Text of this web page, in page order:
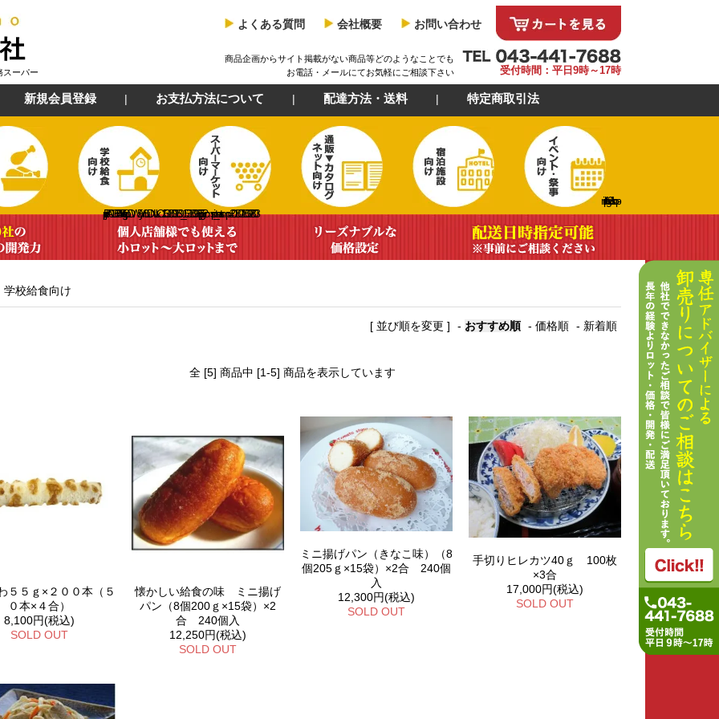
スーパー
よくある質問 会社概要 お問い合わせ
商品企画からサイト掲載がない商品等どのようなことでも
お電話・メールにてお気軽にご相談下さい
受付時間：平日9時～17時
新規会員登録 お支払方法について 配達方法・送料 特定商取引法
https://img21.shop-
pro.jp/PA01365/475/etc/g3pDW5yY8uDNLxO1531809189_1531809665.jpg?cmsp_timestamp=20180718092803
学校給食向け
[ 並び順を変更 ] - おすすめ順 - 価格順 - 新着順
全 [5] 商品中 [1-5] 商品を表示しています
５５ｇ×２００本（５
０本×４合）
8,100円(税込)
SOLD OUT
懐かしい給食の味 ミニ揚げ
パン（8個200ｇ×15袋）×2
合 240個入
12,250円(税込)
SOLD OUT
ミニ揚げパン（きなこ味）（8
個205ｇ×15袋）×2合 240個
入
12,300円(税込)
SOLD OUT
手切りヒレカツ40ｇ 100枚
×3合
17,000円(税込)
SOLD OUT